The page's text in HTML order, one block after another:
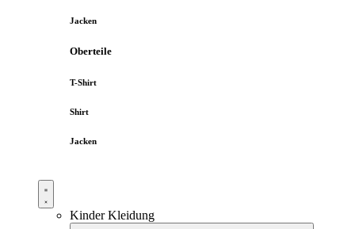
Jacken
Oberteile
T-Shirt
Shirt
Jacken
Kinder Kleidung